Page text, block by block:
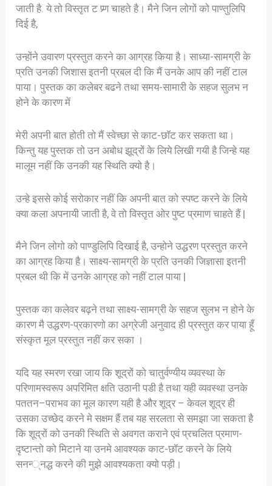
जाती है. ये तो विस्तृत ट प्र्ण चाहते है। मैने जिन लोगों को पाण्तुलिपि
दिई है,
उन्होंने उवारण प्रस्तुत करने का आग्रह किया है। साध्या-सामग्री के
प्रति उनकी जिशास इतनी प्रबल दी कि मैं उनके आप की नहीं टाल
पाया। पुस्तक का कलेबर बढने तथा समय-सामारी के सहज सुलभ न
होने के कारण में
मेरी अपनी बात होती तो मैं स्वेच्छा से काट-छॉट कर सकता था।
किन्तु यह पुस्तक तो उन अबोध झूद्रों के लिये लिखी गयी है जिन्हे यह
मालूम नहीं कि उनकी यह स्थिति क्यो है।
उन्हे इससे कोई सरोकार नहीं कि अपनी बात को स्पष्ट करने के लिये
क्या कला अपनायी जाती है, वे तो विस्तृत ओर पुष्ट प्रमाण चाहते हैं |
मैने जिन लोगो को पाण्डुलिपि दिखाई है, उन्होने उद्धरण प्रस्तुत करने
का आग्रह किया है। साक्ष्य-सामग्री के प्रति उनकी जिज्ञासा इतनी
प्रबल थी कि में उनके आग्रह को नहीं टाल पाया |
पुस्तक का कलेवर बढ़ने तथा साक्ष्य-सामग्री के सहज सुलभ न होने के
कारण मै उद्धरण-प्रकारणो का अग्रेजी अनुवाद ही प्रस्तुत कर पाया हूँ
संस्कृत मूल प्रस्तुत नहीं कर सका ।
यदि यह स्मरण रखा जाय कि शूद्रों को चातुर्वण्यीय व्यवस्था के
परिणामस्वरूप अपरिमित क्षति उठानी पडी है तथा यही व्यवस्था उनके
पततन–पराभव का मूल कारण यही है और शूद्र – केवल शूद्र ही
उसका उच्छेद करने मे सक्षम हैं तब यह सरलता से समझा जा सकता है
कि शूद्रों को उनकी स्थिति से अवगत कराने एवं प्रचलित प्रमाण-
दृष्टान्तो को मिटाने या उनमे आवश्यक काट-छॉट करने के लिये
सनन्‍्नद्ध करने की मुझे आवश्यकता क्यो पड़ी।